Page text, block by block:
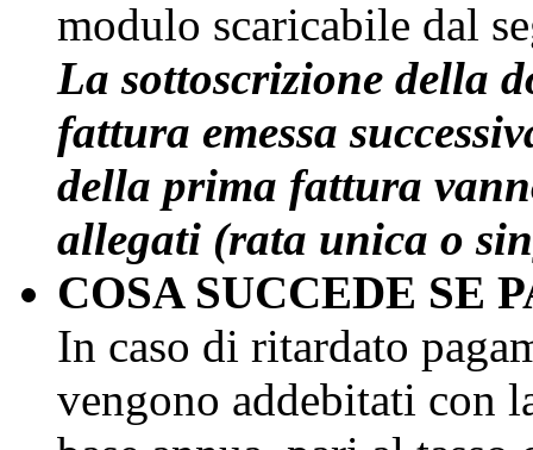
modulo scaricabile dal
La sottoscrizione della
fattura emessa
della prima fattura
allegati (rata unica o
COSA SUCCEDE SE
In caso di ritardato
vengono addebitati con